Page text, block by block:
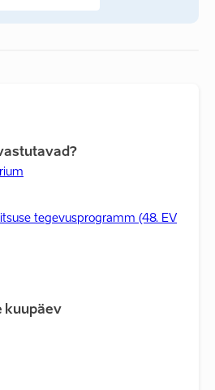
tegevusprogramm (48. EV
kuupäev